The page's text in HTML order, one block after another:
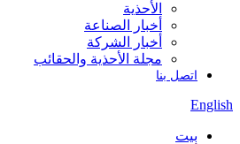
الأحذية
أخبار الصناعة
أخبار الشركة
مجلة الأحذية والحقائب
اتصل بنا
English
بيت